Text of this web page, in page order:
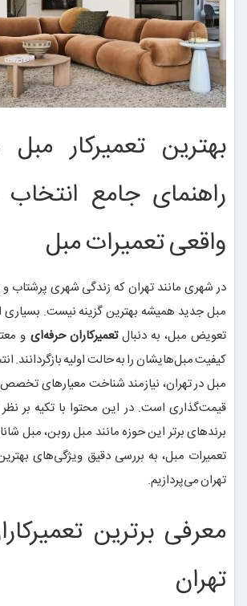
بهترین تعمیرکار مبل
راهنمای جامع
واقعی تعمیرات مبل
در شهری مانند تهران که زندگی شهری پرشتاب
مبل جدید همیشه بهترین گزینه نیست. بسیاری
تعویض مبل، به دنبالتعمیرکاران حرفه‌ای و
کیفیت مبل‌هایشان را به حالت اولیه بازگردانند.
مبل در تهران، نیازمند شناخت معیارهای
قیمت‌گذاری است. در این محتوا با تکیه بر
برندهای برتر این حوزه مانند مبل روبن، مبل
تعمیرات مبل، به بررسی دقیق ویژگی‌های
تهران می‌پردازیم.
معرفی برترین
تهران